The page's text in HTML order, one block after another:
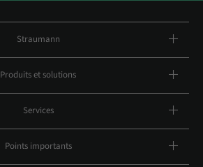
Straumann
Produits et solutions
Services
Points importants